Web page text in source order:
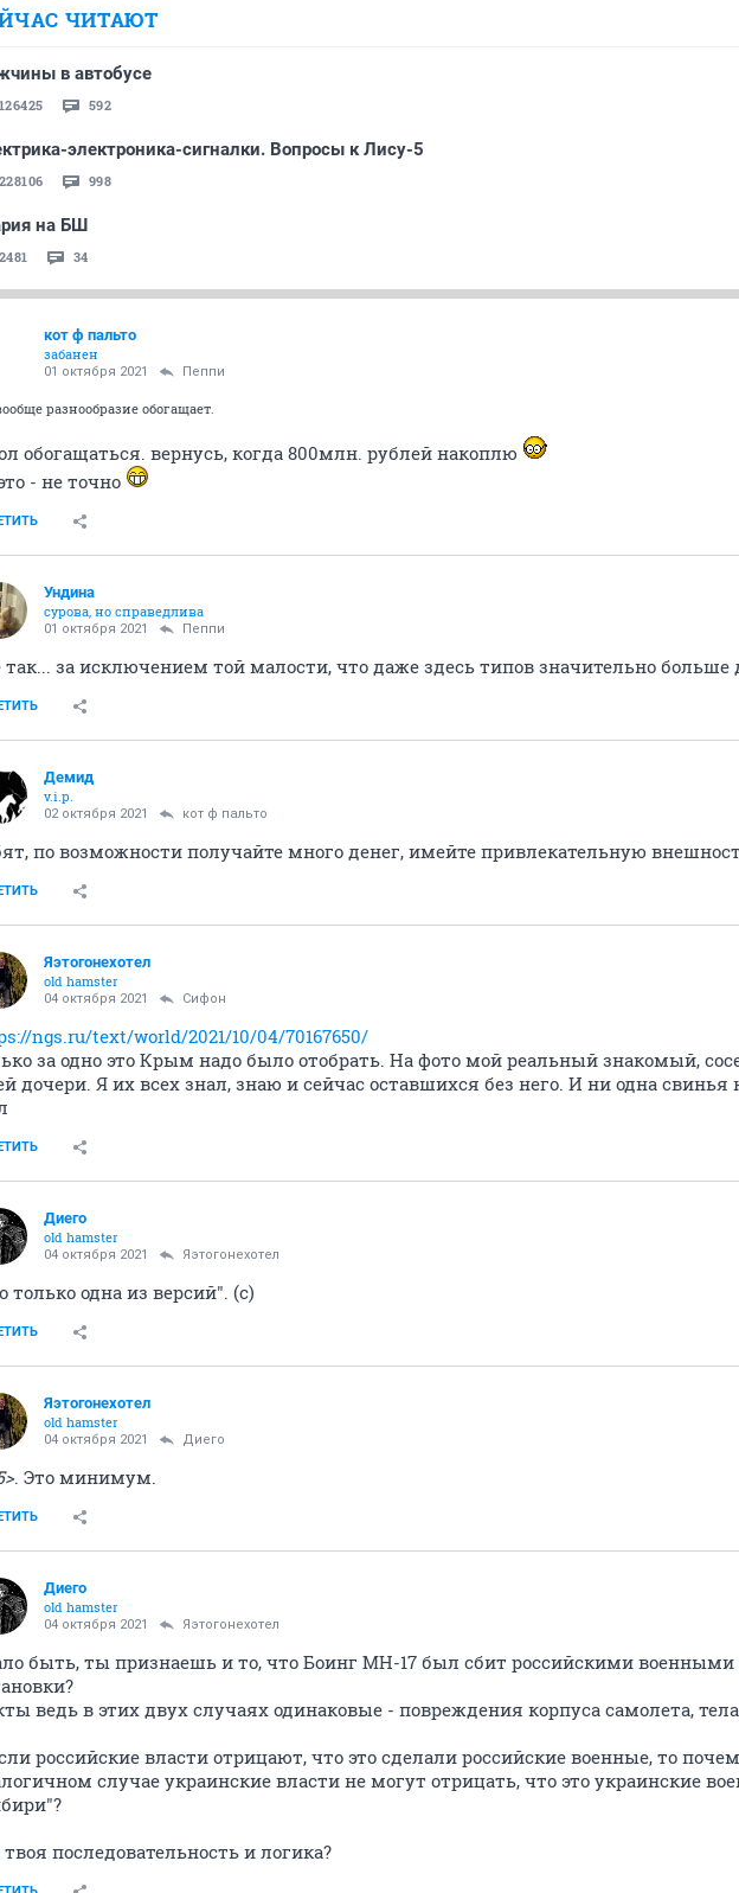
ЧИТАЮТ
в автобусе
126425 592
электроника-сигналки. Вопросы к Лису-5
228106 998
на БШ
2481 34
кот ф пальто
забанен
01 октября 2021 Пeппи
разнообразие обогащает.
обогащаться. вернусь, когда 800млн. рублей накоплю
- не точно
Ундинa
сурова, но справедлива
01 октября 2021 Пeппи
так... за исключением той малости, что даже здесь типов значительно больше
Демид
v.i.p.
02 октября 2021 кот ф пальто
по возможности получайте много денег, имейте привлекательную
Яэтогонехотел
old hamster
04 октября 2021 Сифон
ngs.ru/text/world/2021/10/04/70167650/
за одно это Крым надо было отобрать. На фото мой реальный знакомый,
дочери. Я их всех знал, знаю и сейчас оставшихся без него. И ни одна свинья
Диего
old hamster
04 октября 2021 Яэтогонехотел
только одна из версий". (с)
Яэтогонехотел
old hamster
04 октября 2021 Диего
. Это минимум.
Диего
old hamster
04 октября 2021 Яэтогонехотел
быть, ты признаешь и то, что Боинг MH-17 был сбит российскими военными
ведь в этих двух случаях одинаковые - повреждения корпуса самолета,
российские власти отрицают, что это сделали российские военные, то
случае украинские власти не могут отрицать, что это украинские
твоя последовательность и логика?